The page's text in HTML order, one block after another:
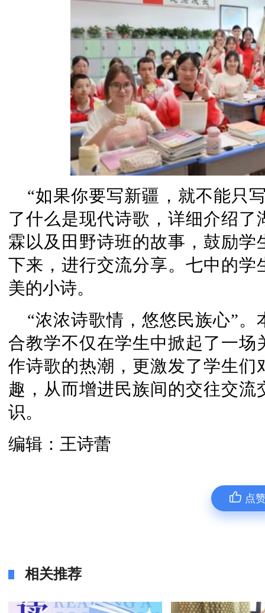
“如果你要写新疆，就不能
了什么是现代诗歌，详细介绍
霖以及田野诗班的故事，鼓励
下来，进行交流分享。七中的
美的小诗。
“浓浓诗歌情，悠悠民族心”
合教学不仅在学生中掀起了一
作诗歌的热潮，更激发了学生
趣，从而增进民族间的交往交
识。
编辑：王诗蕾
点
相关推荐